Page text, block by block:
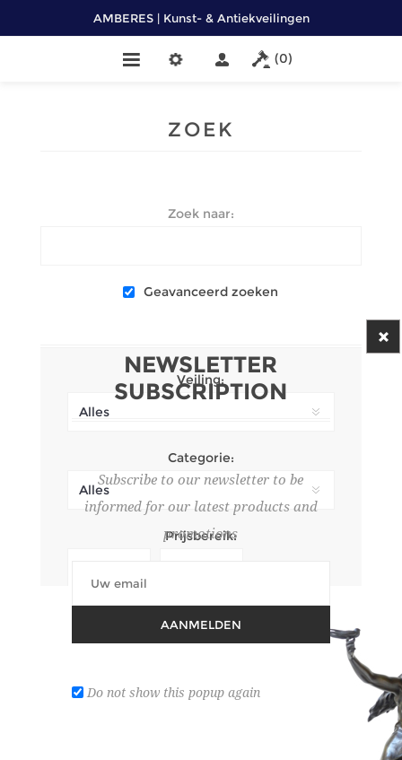
AMBERES | Kunst- & Antiekveilingen
(0)
ZOEK
Zoek naar:
Geavanceerd zoeken
Veiling:
Categorie:
Prijsbereik:
NEWSLETTER
SUBSCRIPTION
Subscribe to our newsletter to be
informed for our latest products and
promotions
AANMELDEN
Do not show this popup again